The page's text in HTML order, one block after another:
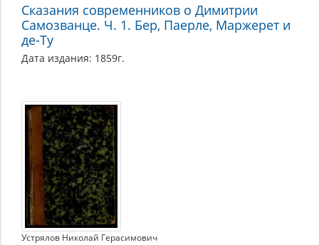
Сказания современников о Димитрии
Самозванце. Ч. 1. Бер, Паерле, Маржерет и
де-Ту
Дата издания: 1859г.
Устрялов Николай Герасимович